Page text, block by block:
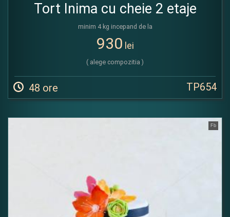
Tort Inima cu cheie 2 etaje
minim 4 kg incepand de la
930 lei
( alege compozitia )
48 ore TP654
Fb